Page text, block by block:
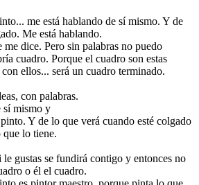
me está hablando de sí mismo. Y de
Me está hablando.
dice. Pero sin palabras no puedo
cuadro. Porque el cuadro son estas
ellos... será un cuadro terminado.
con palabras.
sí mismo y
Y de lo que verá cuando esté colgado
que lo tiene.
gustas se fundirá contigo y entonces no
o él el cuadro.